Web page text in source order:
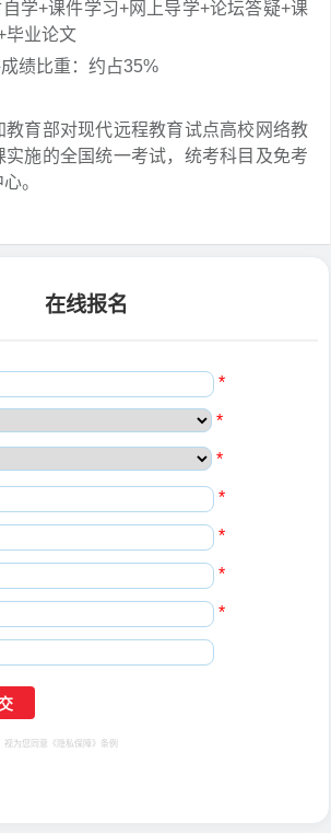
学+课件学习+网上导学+论坛答疑+课
毕业论文
绩比重：约占35%
教育部对现代远程教育试点高校网络教
实施的全国统一考试，统考科目及免考
。
在线报名
*
*
*
*
*
*
*
视为您同意 《隐私保障》 条例